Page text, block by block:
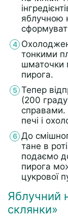
яблучною
тонкими
шматочки
пирога.
Тепер
(200
справами.
печі і
До
тане в
подаємо
пирога
цукрової
Яблучний
склянки»